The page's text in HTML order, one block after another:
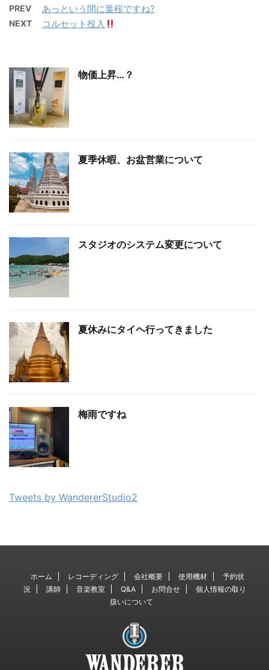
PREV あっという間に葉桜ですね?
NEXT コルセット投入
物価上昇…？
夏季休暇、お盆営業について
スタジオのシステム変更について
夏休みにタイヘ行ってきました
梅雨ですね
Tweets by WandererStudio2
ホーム レコーディング 会社概要 使用機材
予約状
況
講師 音楽教室 Q&A お問合せ
個人情報の取り
扱いについて